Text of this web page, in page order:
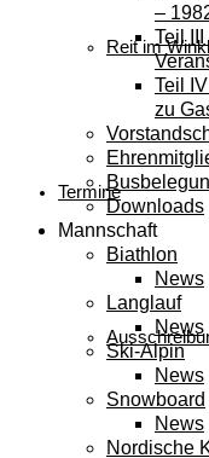
Reit im
Termine
–
Teil
Teil
zu
Downloads
Mannschaft
Biathlon
News
Langlauf
News
Ski-Alpin
News
Snowboard
News
Nordische